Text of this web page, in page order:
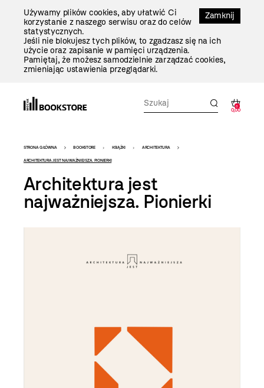
Zamknij
Używamy plików cookies, aby ułatwić Ci
korzystanie z naszego serwisu oraz do celów
statystycznych.
Jeśli nie blokujesz tych plików, to zgadzasz się na ich
użycie oraz zapisanie w pamięci urządzenia.
Pamiętaj, że możesz samodzielnie zarządzać cookies,
zmieniając ustawienia przeglądarki.
0
0,00
Bookstore
-
szablon
szczegóły
STRONA GŁÓWNA BOOKSTORE KSIĄŻKI ARCHITEKTURA
ARCHITEKTURA JEST NAJWAŻNIEJSZA. PIONIERKI
Architektura jest
najważniejsza. Pionierki